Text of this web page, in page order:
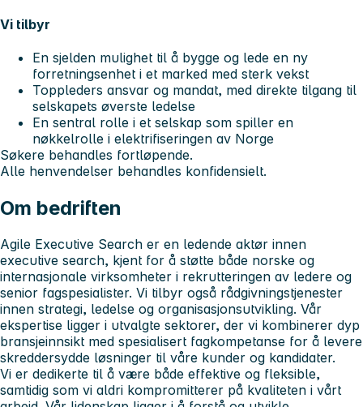
Vi tilbyr
En sjelden mulighet til å bygge og lede en ny
forretningsenhet i et marked med sterk vekst
Toppleders ansvar og mandat, med direkte tilgang til
selskapets øverste ledelse
En sentral rolle i et selskap som spiller en
nøkkelrolle i elektrifiseringen av Norge
Søkere behandles fortløpende.
Alle henvendelser behandles konfidensielt.
Om bedriften
Agile Executive Search er en ledende aktør innen
executive search, kjent for å støtte både norske og
internasjonale virksomheter i rekrutteringen av ledere og
senior fagspesialister. Vi tilbyr også rådgivningstjenester
innen strategi, ledelse og organisasjonsutvikling. Vår
ekspertise ligger i utvalgte sektorer, der vi kombinerer dyp
bransjeinnsikt med spesialisert fagkompetanse for å levere
skreddersydde løsninger til våre kunder og kandidater.
Vi er dedikerte til å være både effektive og fleksible,
samtidig som vi aldri kompromitterer på kvaliteten i vårt